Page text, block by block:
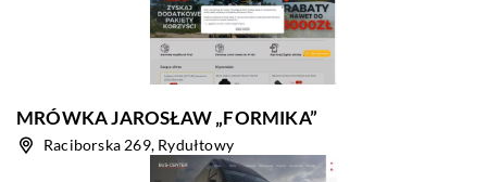
MRÓWKA JAROSŁAW „FORMIKA”
Raciborska 269, Rydułtowy